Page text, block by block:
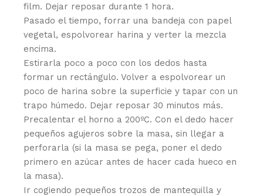
film. Dejar reposar durante 1 hora.
Pasado el tiempo, forrar una bandeja con papel
vegetal, espolvorear harina y verter la mezcla
encima.
Estirarla poco a poco con los dedos hasta
formar un rectángulo. Volver a espolvorear un
poco de harina sobre la superficie y tapar con un
trapo húmedo. Dejar reposar 30 minutos más.
Precalentar el horno a 200ºC. Con el dedo hacer
pequeños agujeros sobre la masa, sin llegar a
perforarla (si la masa se pega, poner el dedo
primero en azúcar antes de hacer cada hueco en
la masa).
Ir cogiendo pequeños trozos de mantequilla y